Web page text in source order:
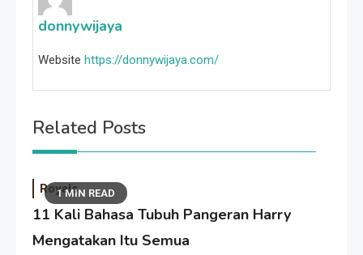
donnywijaya
Website https://donnywijaya.com/
Related Posts
1 MIN READ
Royals
11 Kali Bahasa Tubuh Pangeran Harry
Mengatakan Itu Semua